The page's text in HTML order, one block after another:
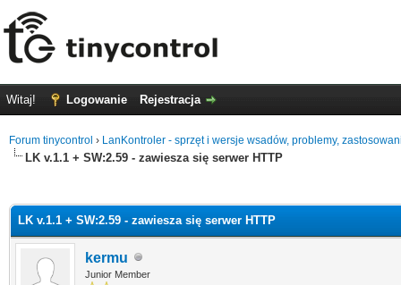
Witaj! Logowanie Rejestracja
Forum tinycontrol › LanKontroler - sprzęt i wersje wsadów, problemy,
LK v.1.1 + SW:2.59 - zawiesza się serwer HTTP
LK v.1.1 + SW:2.59 - zawiesza się serwer HTTP
kermu
Junior Member